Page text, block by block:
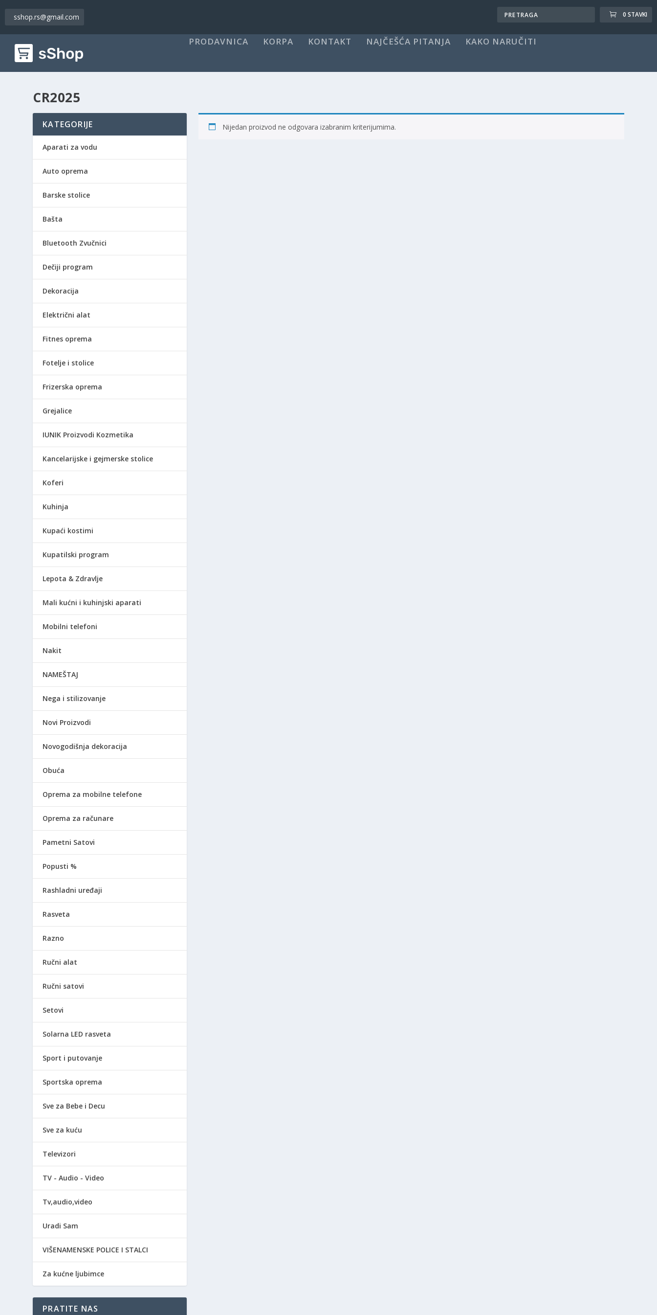
sshop.rs@gmail.com 0 STAVKI
PRODAVNICA KORPA KONTAKT NAJČEŠĆA PITANJA KAKO NARUČITI
CR2025
Nijedan proizvod ne odgovara izabranim kriterijumima.
KATEGORIJE
Aparati za vodu
Auto oprema
Barske stolice
Bašta
Bluetooth Zvučnici
Dečiji program
Dekoracija
Električni alat
Fitnes oprema
Fotelje i stolice
Frizerska oprema
Grejalice
IUNIK Proizvodi Kozmetika
Kancelarijske i gejmerske stolice
Koferi
Kuhinja
Kupaći kostimi
Kupatilski program
Lepota & Zdravlje
Mali kućni i kuhinjski aparati
Mobilni telefoni
Nakit
NAMEŠTAJ
Nega i stilizovanje
Novi Proizvodi
Novogodišnja dekoracija
Obuća
Oprema za mobilne telefone
Oprema za računare
Pametni Satovi
Popusti %
Rashladni uređaji
Rasveta
Razno
Ručni alat
Ručni satovi
Setovi
Solarna LED rasveta
Sport i putovanje
Sportska oprema
Sve za Bebe i Decu
Sve za kuću
Televizori
TV - Audio - Video
Tv,audio,video
Uradi Sam
VIŠENAMENSKE POLICE I STALCI
Za kućne ljubimce
PRATITE NAS